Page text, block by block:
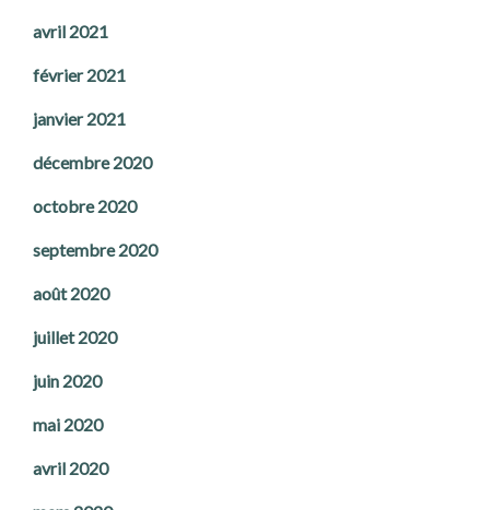
avril 2021
février 2021
janvier 2021
décembre 2020
octobre 2020
septembre 2020
août 2020
juillet 2020
juin 2020
mai 2020
avril 2020